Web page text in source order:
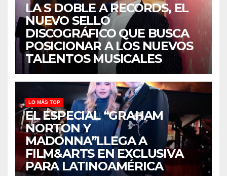
LA S DOBLE A RECORDS, EL
NUEVO SELLO
DISCOGRÁFICO QUE BUSCA
POSICIONAR A LOS NUEVOS
TALENTOS MUSICALES
LO MÁS TOP
EL ESPECIAL “GRAHAM
NORTON Y
MADONNA”LLEGA A
FILM&ARTS EN EXCLUSIVA
PARA LATINOAMÉRICA